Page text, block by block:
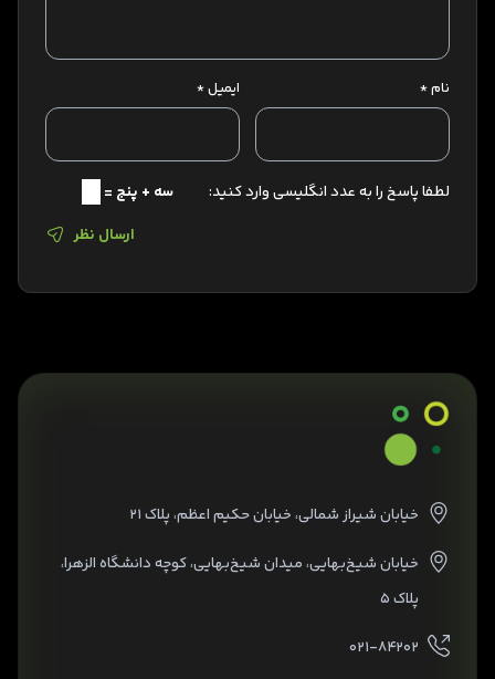
نام* ایمیل*
لطفا پاسخ را به عدد انگلیسی وارد کنید:
سه + پنج =
ارسال نظر
خیابان شیراز شمالی، خیابان حکیم اعظم، پلاک ۲۱
خیابان شیخ‌بهایی، میدان شیخ‌بهایی، کوچه دانشگاه الزهرا،
پلاک ۵
۰۲۱-۸۴۲۰۲